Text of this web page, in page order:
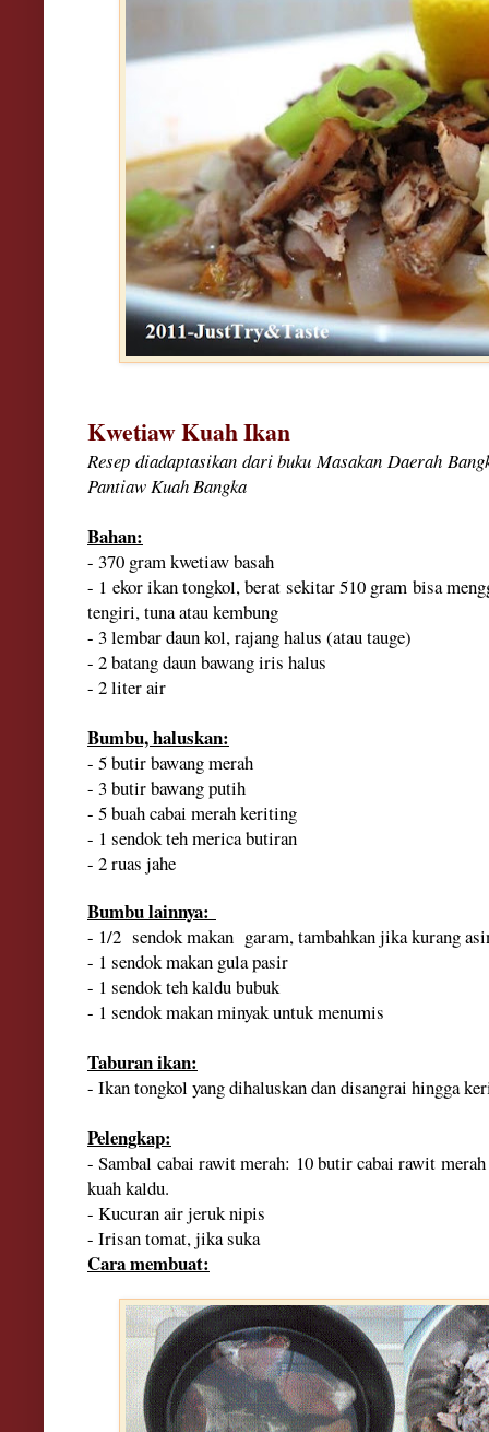
Kwetiaw Kuah Ikan
Resep diadaptasikan dari buku Masakan Daerah
Pantiaw Kuah Bangka
Bahan:
- 370 gram kwetiaw basah
- 1 ekor ikan tongkol, berat sekitar 510 gram bisa
tengiri, tuna atau kembung
- 3 lembar daun kol, rajang halus (atau tauge)
- 2 batang daun bawang iris halus
- 2 liter air
Bumbu, haluskan:
- 5 butir bawang merah
- 3 butir bawang putih
- 5 buah cabai merah keriting
- 1 sendok teh merica butiran
- 2 ruas jahe
Bumbu lainnya:
- 1/2 sendok makan garam, tambahkan jika kurang
- 1 sendok makan gula pasir
- 1 sendok teh kaldu bubuk
- 1 sendok makan minyak untuk menumis
Taburan ikan:
- Ikan tongkol yang dihaluskan dan disangrai hingga
Pelengkap:
- Sambal cabai rawit merah: 10 butir cabai rawit merah
kuah kaldu.
- Kucuran air jeruk nipis
- Irisan tomat, jika suka
Cara membuat: